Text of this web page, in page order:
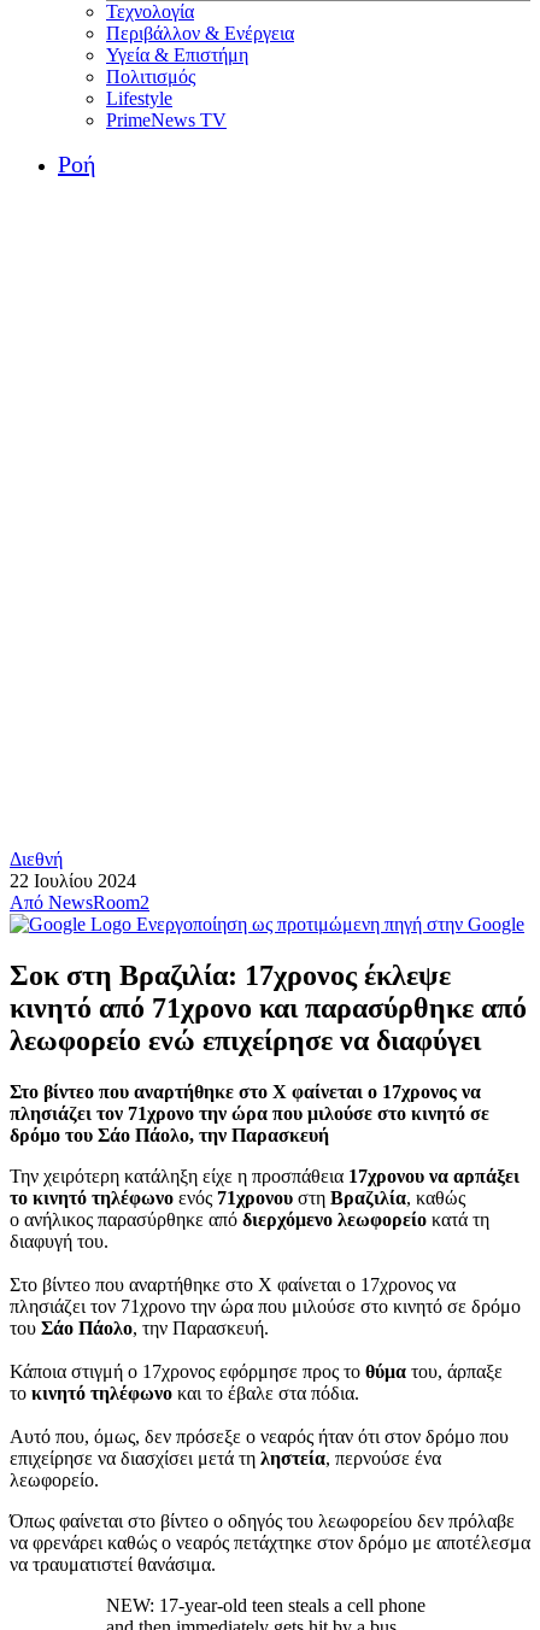
Τεχνολογία
Περιβάλλον & Ενέργεια
Υγεία & Επιστήμη
Πολιτισμός
Lifestyle
PrimeNews TV
Ροή
Διεθνή
22 Ιουλίου 2024
Από NewsRoom2
Ενεργοποίηση ως προτιμώμενη πηγή στην Google
Σοκ στη Βραζιλία: 17χρονος έκλεψε
κινητό από 71χρονο και παρασύρθηκε από
λεωφορείο ενώ επιχείρησε να διαφύγει
Στο βίντεο που αναρτήθηκε στο Χ φαίνεται ο 17χρονος να
πλησιάζει τον 71χρονο την ώρα που μιλούσε στο κινητό σε
δρόμο του Σάο Πάολο, την Παρασκευή
Την χειρότερη κατάληξη είχε η προσπάθεια 17χρονου να αρπάξει
το κινητό τηλέφωνο ενός 71χρονου στη Βραζιλία, καθώς
ο ανήλικος παρασύρθηκε από διερχόμενο λεωφορείο κατά τη
διαφυγή του.
Στο βίντεο που αναρτήθηκε στο Χ φαίνεται ο 17χρονος να
πλησιάζει τον 71χρονο την ώρα που μιλούσε στο κινητό σε δρόμο
του Σάο Πάολο, την Παρασκευή.
Κάποια στιγμή ο 17χρονος εφόρμησε προς το θύμα του, άρπαξε
το κινητό τηλέφωνο και το έβαλε στα πόδια.
Αυτό που, όμως, δεν πρόσεξε ο νεαρός ήταν ότι στον δρόμο που
επιχείρησε να διασχίσει μετά τη ληστεία, περνούσε ένα
λεωφορείο.
Όπως φαίνεται στο βίντεο ο οδηγός του λεωφορείου δεν πρόλαβε
να φρενάρει καθώς ο νεαρός πετάχτηκε στον δρόμο με αποτέλεσμα
να τραυματιστεί θανάσιμα.
NEW: 17-year-old teen steals a cell phone